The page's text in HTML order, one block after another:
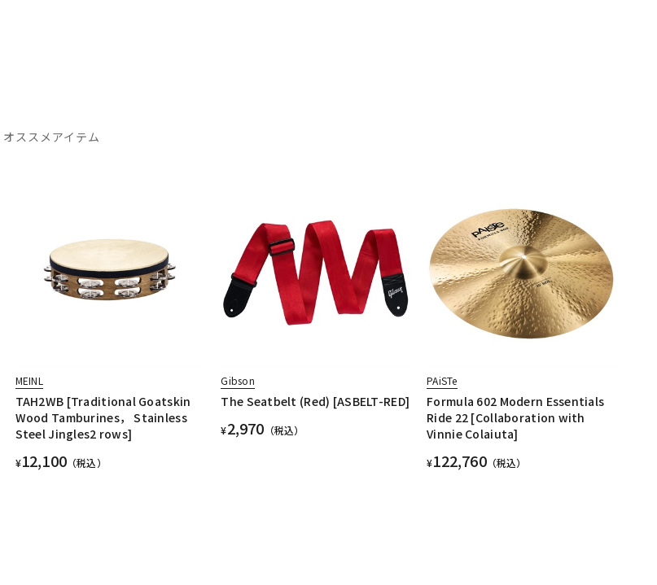
オススメアイテム
MEINL
TAH2WB [Traditional Goatskin
Wood Tamburines， Stainless
Steel Jingles2 rows]
¥12,100 （税込）
Gibson
The Seatbelt (Red) [ASBELT-RED]
¥2,970 （税込）
PAiSTe
Formula 602 Modern Essentials
Ride 22 [Collaboration with
Vinnie Colaiuta]
¥122,760（税込）